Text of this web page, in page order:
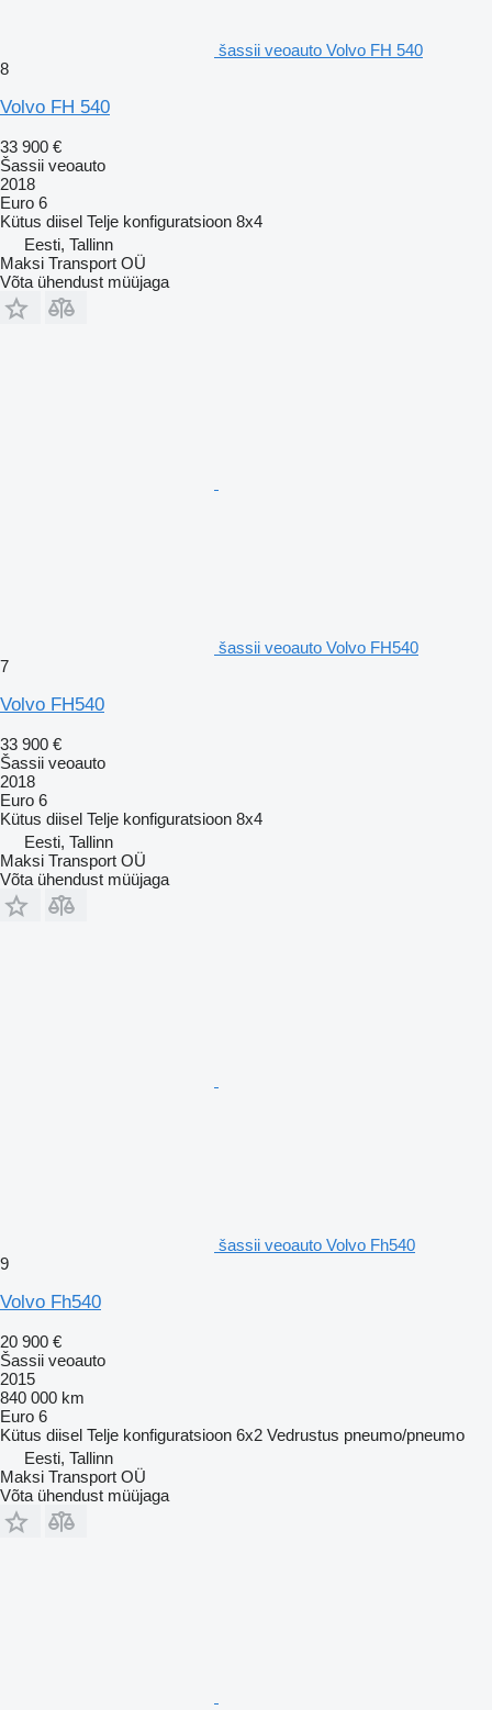
šassii veoauto Volvo FH 540
8
Volvo FH 540
33 900 €
Šassii veoauto
2018
Euro 6
Kütus diisel Telje konfiguratsioon 8x4
Eesti, Tallinn
Maksi Transport OÜ
Võta ühendust müüjaga
šassii veoauto Volvo FH540
7
Volvo FH540
33 900 €
Šassii veoauto
2018
Euro 6
Kütus diisel Telje konfiguratsioon 8x4
Eesti, Tallinn
Maksi Transport OÜ
Võta ühendust müüjaga
šassii veoauto Volvo Fh540
9
Volvo Fh540
20 900 €
Šassii veoauto
2015
840 000 km
Euro 6
Kütus diisel Telje konfiguratsioon 6x2 Vedrustus pneumo/pneumo
Eesti, Tallinn
Maksi Transport OÜ
Võta ühendust müüjaga